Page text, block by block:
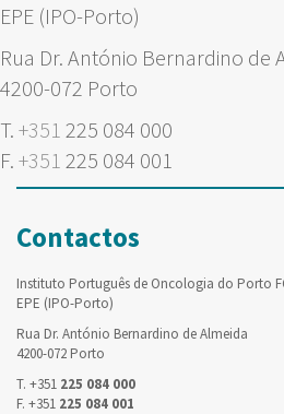
EPE (IPO-Porto)
Rua Dr. António Bernardino de
4200-072 Porto
T. +351 225 084 000
F. +351 225 084 001
Contactos
Instituto Português de Oncologia do Porto
EPE (IPO-Porto)
Rua Dr. António Bernardino de Almeida
4200-072 Porto
T. +351 225 084 000
F. +351 225 084 001